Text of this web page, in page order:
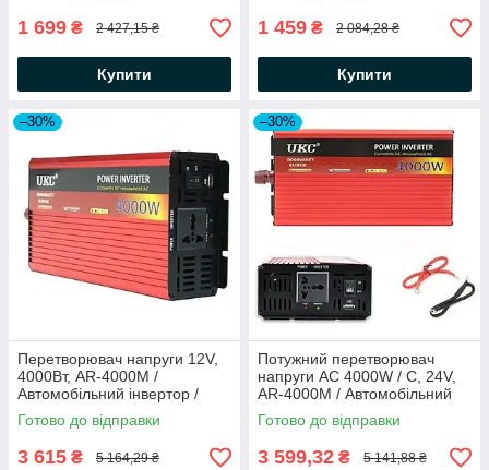
1 699 ₴ 2 427,15 ₴
Купити
1 459 ₴ 2 084,28 ₴
Купити
–30%
Перетворювач напруги 12V,
4000Вт, AR-4000М /
Автомобільний інвертор /
Інвертор чистий синус
Готово до відправки
3 615 ₴ 5 164,29 ₴
–30%
Потужний перетворювач
напруги AC 4000W / C, 24V,
AR-4000М / Автомобільний
інвертор постійного струму
Готово до відправки
3 599,32 ₴ 5 141,88 ₴